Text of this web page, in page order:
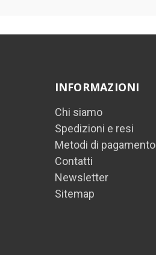
INFORMAZIONI
Chi siamo
Spedizioni e resi
Metodi di pagamento
Contatti
Newsletter
Sitemap